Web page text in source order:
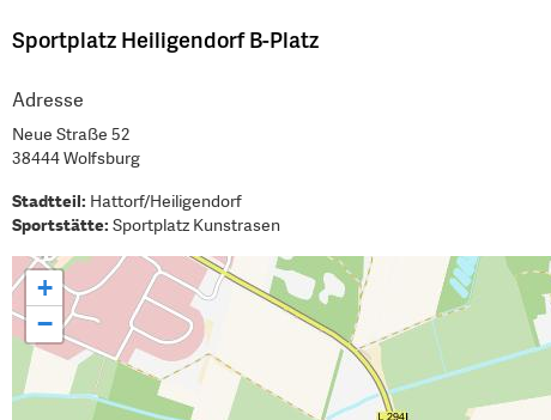
Sportplatz Heiligendorf B-Platz
Adresse
Neue Straße 52
38444 Wolfsburg
Stadtteil: Hattorf/Heiligendorf
Sportstätte: Sportplatz Kunstrasen
+
−